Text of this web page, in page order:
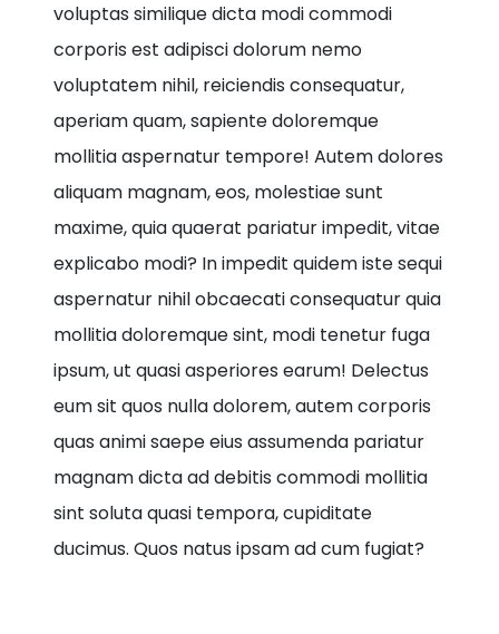
voluptas similique dicta modi commodi
corporis est adipisci dolorum nemo
voluptatem nihil, reiciendis consequatur,
aperiam quam, sapiente doloremque
mollitia aspernatur tempore! Autem dolores
aliquam magnam, eos, molestiae sunt
maxime, quia quaerat pariatur impedit, vitae
explicabo modi? In impedit quidem iste sequi
aspernatur nihil obcaecati consequatur quia
mollitia doloremque sint, modi tenetur fuga
ipsum, ut quasi asperiores earum! Delectus
eum sit quos nulla dolorem, autem corporis
quas animi saepe eius assumenda pariatur
magnam dicta ad debitis commodi mollitia
sint soluta quasi tempora, cupiditate
ducimus. Quos natus ipsam ad cum fugiat?